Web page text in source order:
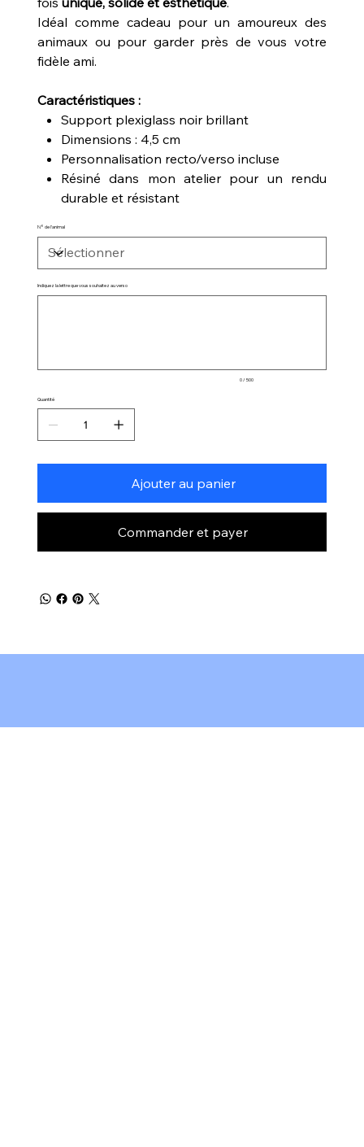
Idéal comme cadeau pour un amoureux des
animaux ou pour garder près de vous votre
fidèle ami.
Caractéristiques :
Support plexiglass noir brillant
Dimensions : 4,5 cm
Personnalisation recto/verso incluse
Résiné dans mon atelier pour un rendu
durable et résistant
N° de l'animal
Indiquez la lettre que vous souhaitez au verso
0 / 500
Quantité
Ajouter au panier
Commander et payer